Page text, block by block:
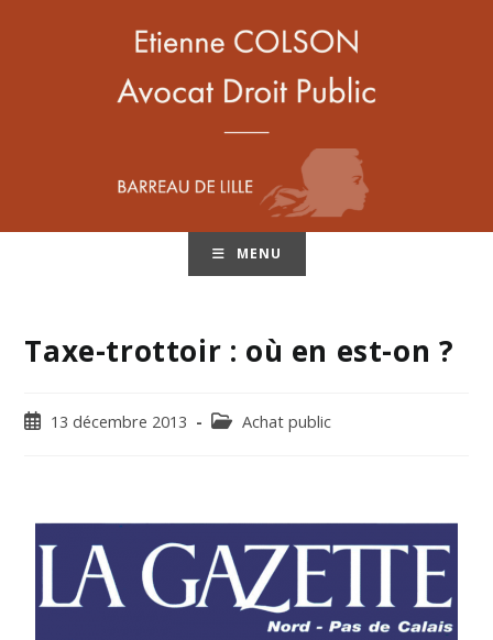
MENU
Taxe-trottoir : où en est-on ?
13 décembre 2013 Achat public